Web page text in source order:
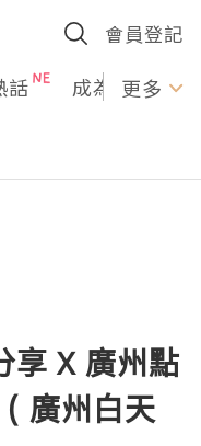
會員登記
話 成為U更多
享 X 廣州點
廣州白天